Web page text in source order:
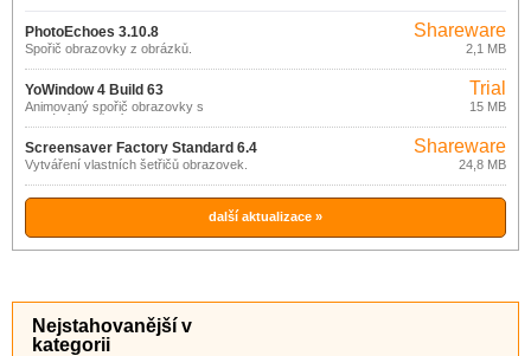
PhotoEchoes 3.10.8
Spořič obrazovky z obrázků.
Shareware
2,1 MB
YoWindow 4 Build 63
Animovaný spořič obrazovky s
aktuálním počasím.
Trial
15 MB
Screensaver Factory Standard 6.4
Vytváření vlastních šetřičů obrazovek.
Shareware
24,8 MB
další aktualizace »
Nejstahovanější v
kategorii